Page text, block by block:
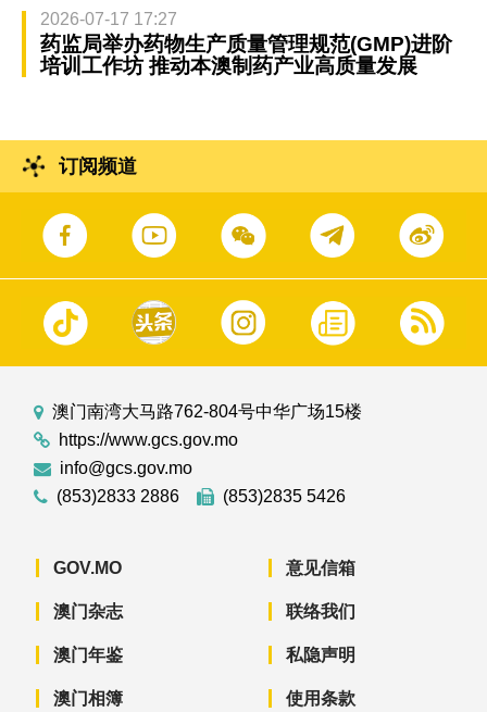
2026-07-17 17:27
药监局举办药物生产质量管理规范(GMP)进阶
培训工作坊 推动本澳制药产业高质量发展
订阅频道
澳门南湾大马路762-804号中华广场15楼
https://www.gcs.gov.mo
info@gcs.gov.mo
(853)2833 2886
(853)2835 5426
GOV.MO
澳门杂志
澳门年鉴
澳门相簿
意见信箱
联络我们
私隐声明
使用条款